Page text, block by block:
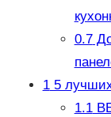
0.7
15 лучших
1.1